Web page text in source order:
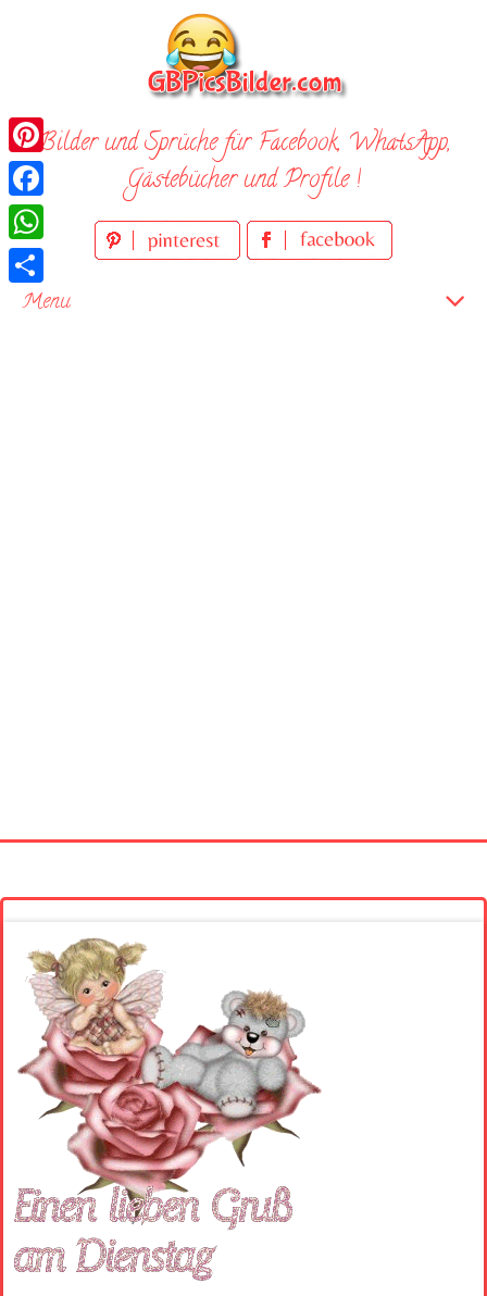
Bilder und Sprüche für Facebook, WhatsApp,
Gästebücher und Profile !
Menu
Pinterest
Facebook
WhatsApp
Teilen